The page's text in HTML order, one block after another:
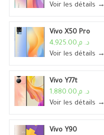
Voir les détails →
Vivo X50 Pro
د. م.4,925.00
Voir les détails →
Vivo Y77t
د. م.1,880.00
Voir les détails →
Vivo Y90